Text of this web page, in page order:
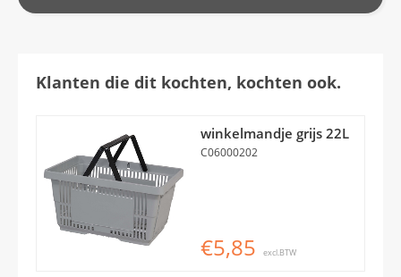
Klanten die dit kochten, kochten ook.
winkelmandje grijs 22L
C06000202
€5,85 excl.BTW